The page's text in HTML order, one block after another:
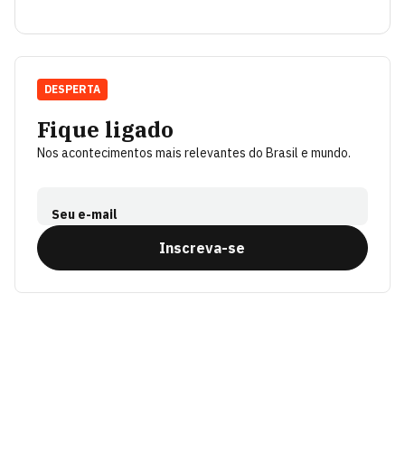
Fique ligado
Nos acontecimentos mais relevantes do Brasil e mundo.
Seu e-mail
Inscreva-se
DESPERTA